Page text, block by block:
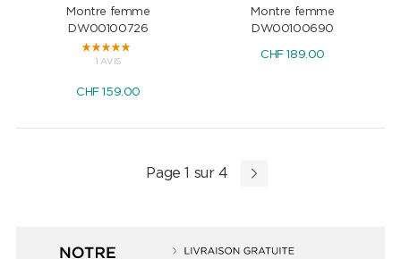
Montre femme
DW00100726
1 AVIS
CHF159.00
Montre femme
DW00100690
CHF189.00
Page 1 sur 4